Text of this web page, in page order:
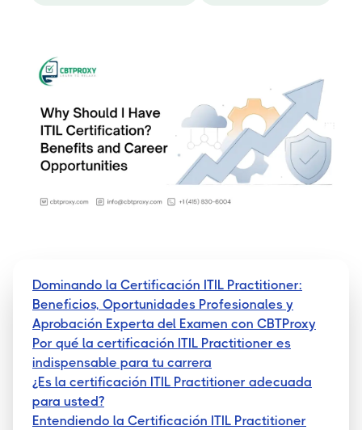
Dominando la Certificación ITIL Practitioner:
Beneficios, Oportunidades Profesionales y
Aprobación Experta del Examen con CBTProxy
Por qué la certificación ITIL Practitioner es
indispensable para tu carrera
¿Es la certificación ITIL Practitioner adecuada
para usted?
Entendiendo la Certificación ITIL Practitioner